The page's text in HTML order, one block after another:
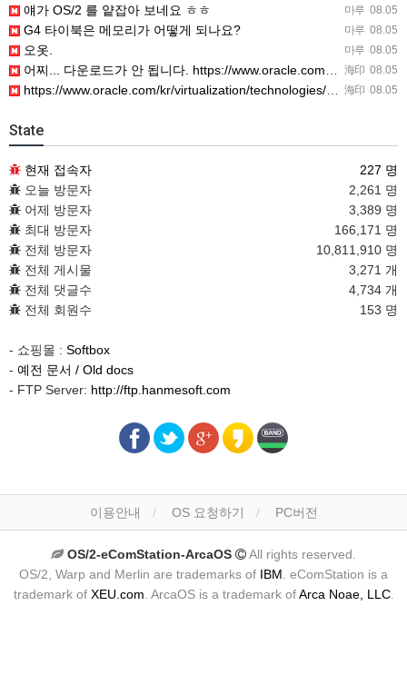
마루 08.05
얘가 OS/2 를 얕잡아 보네요 ㅎㅎ
마루 08.05
G4 타이북은 메모리가 어떻게 되나요?
마루 08.05
오옷.
海印 08.05
어찌... 다운로드가 안 됩니다. https://www.oracle.com/kr/virtualization/…
海印 08.05
https://www.oracle.com/kr/virtualization/technologies/vm/dow…
State
현재 접속자
227 명
오늘 방문자
2,261 명
어제 방문자
3,389 명
최대 방문자
166,171 명
전체 방문자
10,811,910 명
전체 게시물
3,271 개
전체 댓글수
4,734 개
전체 회원수
153 명
- 쇼핑몰 : Softbox
- 예전 문서 / Old docs
- FTP Server: http://ftp.hanmesoft.com
이용안내 OS 요청하기 PC버전
OS/2-eComStation-ArcaOS
All rights reserved.
OS/2, Warp and Merlin are trademarks of IBM . eComStation is a
trademark of XEU.com . ArcaOS is a trademark ofArca Noae, LLC.